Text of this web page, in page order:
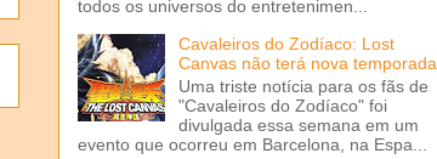
todos os universos do entretenimen...
Cavaleiros do Zodíaco: Lost
Canvas não terá nova temporada
Uma triste notícia para os fãs de
"Cavaleiros do Zodíaco" foi
divulgada essa semana em um
evento que ocorreu em Barcelona, na Espa...